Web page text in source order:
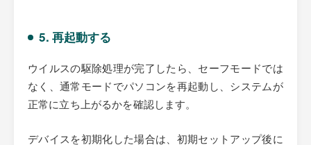
5. 再起動する
ウイルスの駆除処理が完了したら、セーフモードでは
なく、通常モードでパソコンを再起動し、システムが
正常に立ち上がるかを確認します。
デバイスを初期化した場合は、初期セットアップ後に